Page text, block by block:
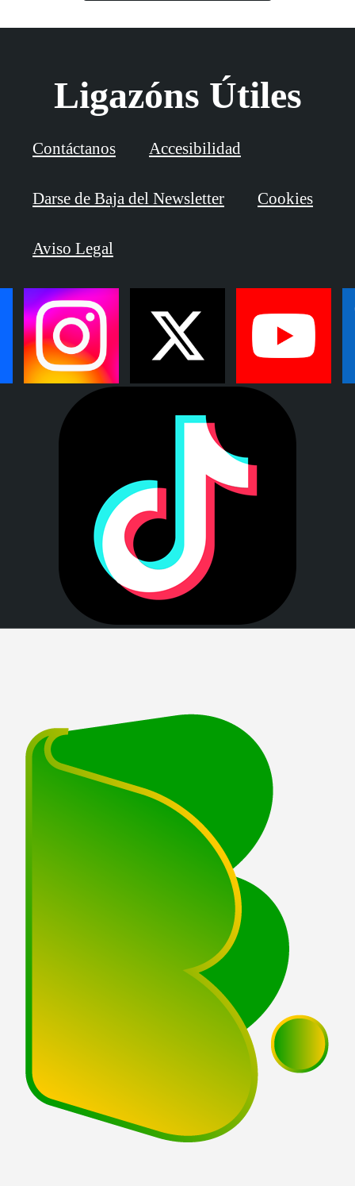
Ligazóns Útiles
Contáctanos Accesibilidad
Darse de Baja del Newsletter Cookies
Aviso Legal